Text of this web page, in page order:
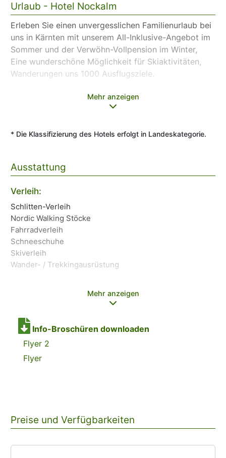
Urlaub - Hotel Nockalm
Erleben Sie einen unvergesslichen Familienurlaub bei
uns in Kärnten mit unserem All-Inklusive-Angebot im
Sommer und der Verwöhn-Vollpension im Winter,
Eine wunderschöne Möglichkeit für Skiaktivitäten,
Wanderungen uns 1000 Ausflugsziele.
Mehr anzeigen
* Die Klassifizierung des Hotels erfolgt in Landeskategorie.
Ausstattung
Verleih:
Schlitten-Verleih
Nordic Walking Stöcke
Fahrradverleih
Schneeschuhe
Skiverleih
Wander- / Trekkingausrüstung
Mehr anzeigen
Info-Broschüren downloaden
Flyer 2
Flyer
Preise und Verfügbarkeiten